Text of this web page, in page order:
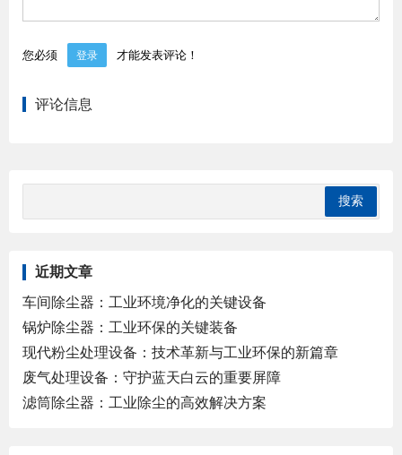
您必须 登录 才能发表评论！
评论信息
近期文章
车间除尘器：工业环境净化的关键设备
锅炉除尘器：工业环保的关键装备
现代粉尘处理设备：技术革新与工业环保的新篇章
废气处理设备：守护蓝天白云的重要屏障
滤筒除尘器：工业除尘的高效解决方案